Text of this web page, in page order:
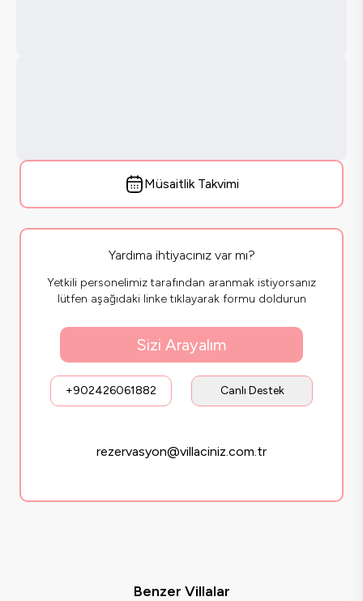
Müsaitlik Takvimi
Yardıma ihtiyacınız var mı?
Yetkili personelimiz tarafından aranmak istiyorsanız
lütfen aşağıdaki linke tıklayarak formu doldurun
Sizi Arayalım
+902426061882 Canlı Destek
rezervasyon@villaciniz.com.tr
Benzer Villalar